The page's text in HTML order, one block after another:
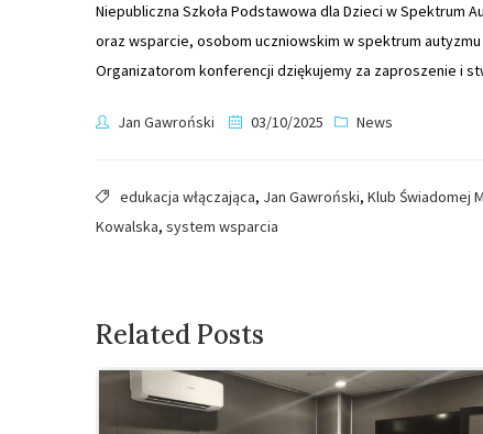
Niepubliczna Szkoła Podstawowa dla Dzieci w
oraz wsparcie, osobom uczniowskim w spektrum
Organizatorom konferencji dziękujemy za zaproszenie i
Jan Gawroński 03/10/2025 News
edukacja włączająca, Jan Gawroński, Klub Świadomej
Kowalska, system wsparcia
Related Posts